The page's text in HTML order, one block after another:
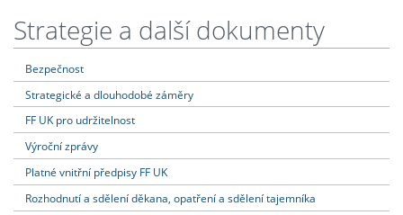
Strategie a další dokumenty
Bezpečnost
Strategické a dlouhodobé záměry
FF UK pro udržitelnost
Výroční zprávy
Platné vnitřní předpisy FF UK
Rozhodnutí a sdělení děkana, opatření a sdělení tajemníka